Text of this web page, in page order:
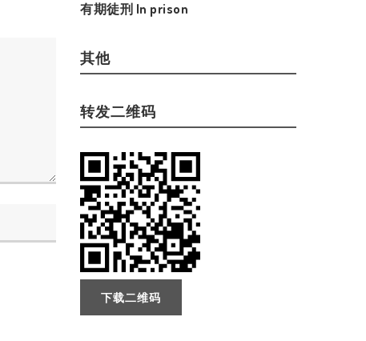
有期徒刑 In prison
其他
转发二维码
下载二维码